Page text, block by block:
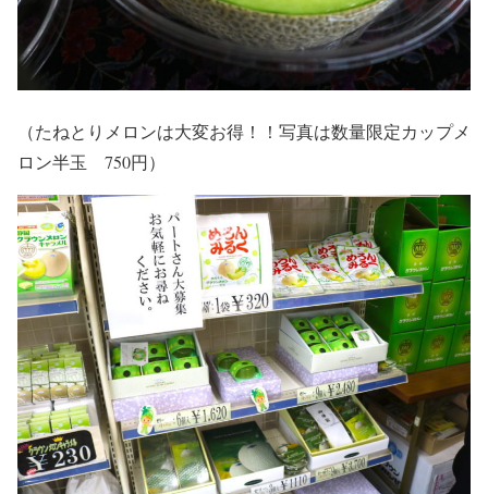
（たねとりメロンは大変お得！！写真は数量限定カップメ
ロン半玉 750円）